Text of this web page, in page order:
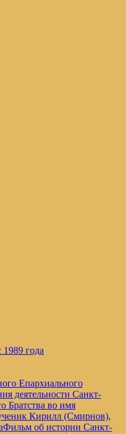
года
Епархиального
деятельности Санкт-
Братства во имя
Кирилл (Смирнов),
Фильм об истории Санкт-